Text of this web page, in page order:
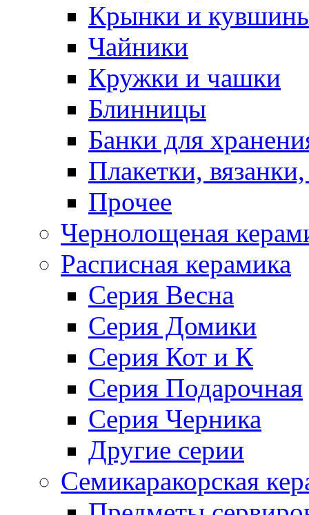
Крынки и
Чайники
Кружки и чашки
Блинницы
Банки для
Плакетки,
Прочее
Чернолощеная
Расписная керамика
Серия Весна
Серия Домики
Серия Кот и К
Серия Подарочная
Серия Черника
Другие серии
Семикаракорская